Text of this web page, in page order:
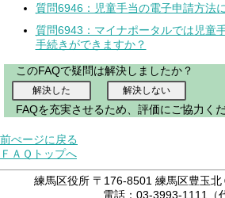
質問6946：児童手当の電子申請方法
質問6943：マイナポータルでは児童
手続きができますか？
このFAQで疑問は解決しましたか？
FAQを充実させるため、評価にご協力くだ
前ぺージに戻る
ＦＡＱトップへ
練馬区役所 〒176-8501 練馬区豊玉
電話：03-3993-1111（